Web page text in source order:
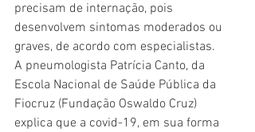
precisam de internação, pois
desenvolvem sintomas moderados ou
graves, de acordo com especialistas.
A pneumologista Patrícia Canto, da
Escola Nacional de Saúde Pública da
Fiocruz (Fundação Oswaldo Cruz)
explica que a covid-19, em sua forma